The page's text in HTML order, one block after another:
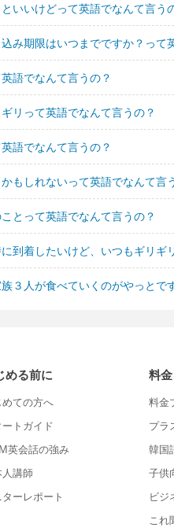
いいけどって英語でなんて言う
み期限はいつまでですか？って
語でなんて言うの？
リって英語でなんて言うの？
語でなんて言うの？
もしれないって英語でなんて言
とって英語でなんて言うの？
到着したいけど、いつもギリギ
３人が食べていくのがやっとで
める前に
めての方へ
ートガイド
英会話の強み
人講師
ーレポート
料
料金
プラ
韓国
子供
ビジ
これ